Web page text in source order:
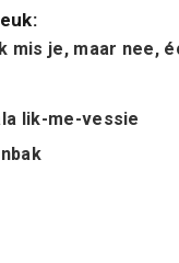
mis je, maar nee,
lik-me-vessie